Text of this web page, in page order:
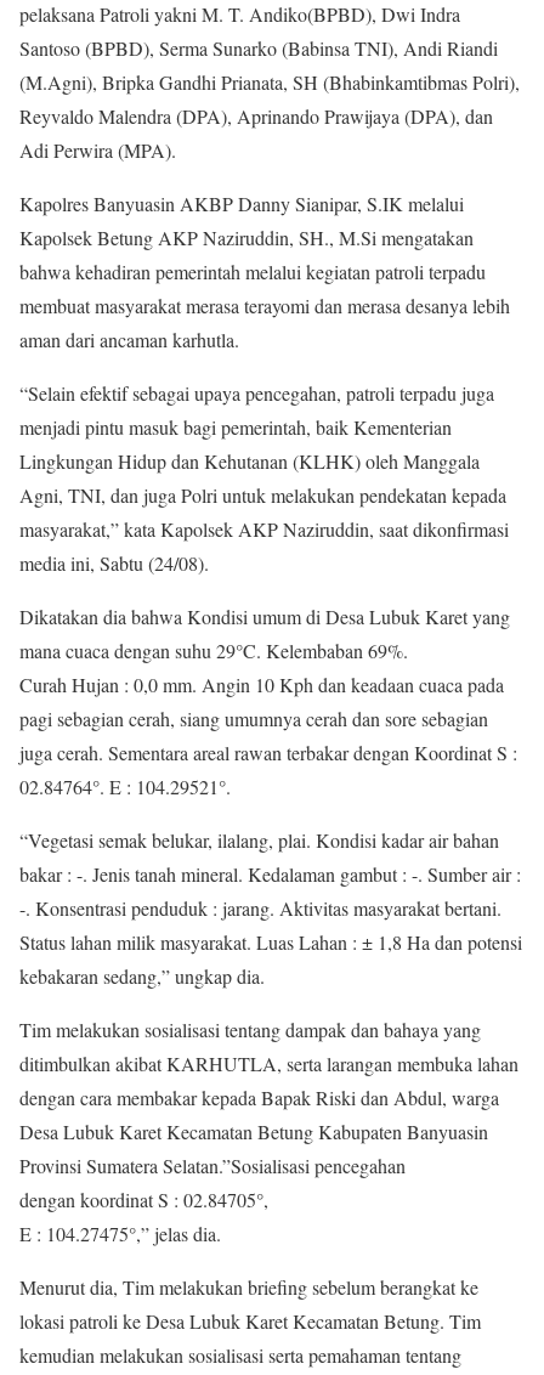
pelaksana Patroli yakni M. T. Andiko(BPBD), Dwi Indra
Santoso (BPBD), Serma Sunarko (Babinsa TNI), Andi Riandi
(M.Agni), Bripka Gandhi Prianata, SH (Bhabinkamtibmas Polri),
Reyvaldo Malendra (DPA), Aprinando Prawijaya (DPA), dan
Adi Perwira (MPA).
Kapolres Banyuasin AKBP Danny Sianipar, S.IK melalui
Kapolsek Betung AKP Naziruddin, SH., M.Si mengatakan
bahwa kehadiran pemerintah melalui kegiatan patroli terpadu
membuat masyarakat merasa terayomi dan merasa desanya lebih
aman dari ancaman karhutla.
“Selain efektif sebagai upaya pencegahan, patroli terpadu juga
menjadi pintu masuk bagi pemerintah, baik Kementerian
Lingkungan Hidup dan Kehutanan (KLHK) oleh Manggala
Agni, TNI, dan juga Polri untuk melakukan pendekatan kepada
masyarakat,” kata Kapolsek AKP Naziruddin, saat dikonfirmasi
media ini, Sabtu (24/08).
Dikatakan dia bahwa Kondisi umum di Desa Lubuk Karet yang
mana cuaca dengan suhu 29°C. Kelembaban 69%.
Curah Hujan : 0,0 mm. Angin 10 Kph dan keadaan cuaca pada
pagi sebagian cerah, siang umumnya cerah dan sore sebagian
juga cerah. Sementara areal rawan terbakar dengan Koordinat S :
02.84764°. E : 104.29521°.
“Vegetasi semak belukar, ilalang, plai. Kondisi kadar air bahan
bakar : -. Jenis tanah mineral. Kedalaman gambut : -. Sumber air :
-. Konsentrasi penduduk : jarang. Aktivitas masyarakat bertani.
Status lahan milik masyarakat. Luas Lahan : ± 1,8 Ha dan potensi
kebakaran sedang,” ungkap dia.
Tim melakukan sosialisasi tentang dampak dan bahaya yang
ditimbulkan akibat KARHUTLA, serta larangan membuka lahan
dengan cara membakar kepada Bapak Riski dan Abdul, warga
Desa Lubuk Karet Kecamatan Betung Kabupaten Banyuasin
Provinsi Sumatera Selatan.”Sosialisasi pencegahan
dengan koordinat S : 02.84705°,
E : 104.27475°,” jelas dia.
Menurut dia, Tim melakukan briefing sebelum berangkat ke
lokasi patroli ke Desa Lubuk Karet Kecamatan Betung. Tim
kemudian melakukan sosialisasi serta pemahaman tentang